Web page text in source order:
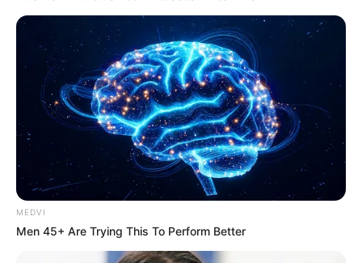
FNARAS em Brasília: Senado pode
promulgar PEC 14 em semana de
mobilização.
Presidente Kennedy (ES) abre processo
seletivo para Agentes de Saúde e de
Combate às Endemias.
PEC 14: o que acontece com quinquênio,
triênio e sexta-parte na aposentadoria?
FNARAS convoca ACS e ACE para
MEDVI
Men 45+ Are Trying This To Perform Better